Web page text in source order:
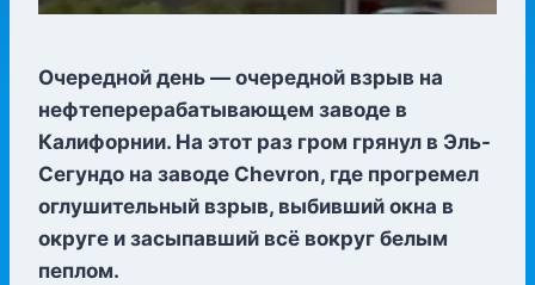
Очередной день — очередной взрыв на
нефтеперерабатывающем заводе в
Калифорнии. На этот раз гром грянул в Эль-
Сегундо на заводе Chevron, где прогремел
оглушительный взрыв, выбивший окна в
округе и засыпавший всё вокруг белым
пеплом.